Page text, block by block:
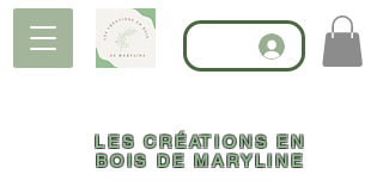
LES CRÉATIONS EN
BOIS DE MARYLINE